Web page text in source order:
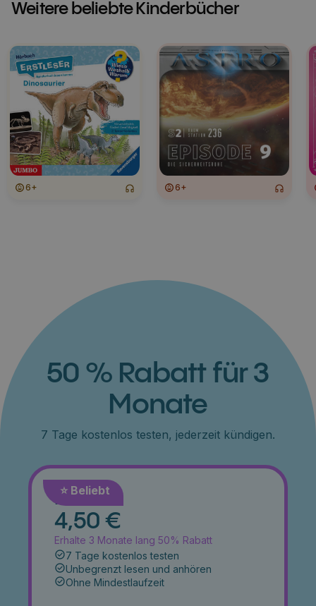
Weitere beliebte Kinderbücher
6+ 6+
50 % Rabatt für 3
Monate
7 Tage kostenlos testen, jederzeit kündigen.
⭐️ Beliebt
Monat
4,50 €
Erhalte 3 Monate lang 50% Rabatt
7 Tage kostenlos testen
Unbegrenzt lesen und anhören
Ohne Mindestlaufzeit